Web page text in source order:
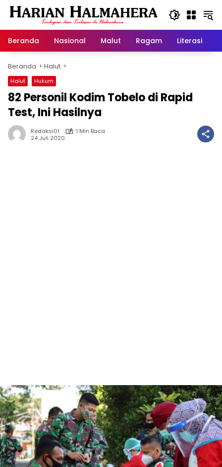
Langsung
Beranda
Nasional Malut Ragam Literasi
Beranda Halut
Halut Hukum
82 Personil Kodim Tobelo di Rapid
Test, Ini Hasilnya
Redaksi01
1 Min Baca
24 Juli 2020